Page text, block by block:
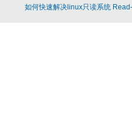
如何快速解决linux只读系统